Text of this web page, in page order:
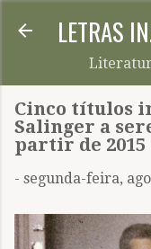
Pular
LETRAS
Cinco títulos
Salinger a
partir de 2015
- segunda-feira,